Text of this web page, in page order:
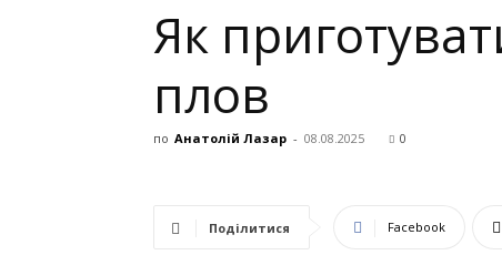
Як
плов
по Анатолій Лазар - 08.08.2025 0
Поділитися Facebook